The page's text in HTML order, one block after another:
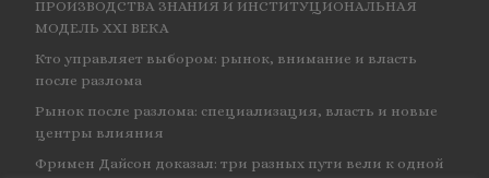
ПРОИЗВОДСТВА ЗНАНИЯ И ИНСТИТУЦИОНАЛЬНАЯ
МОДЕЛЬ XXI ВЕКА
Кто управляет выбором: рынок, внимание и власть
после разлома
Рынок после разлома: специализация, власть и новые
центры влияния
Фримен Дайсон доказал: три разных пути вели к одной